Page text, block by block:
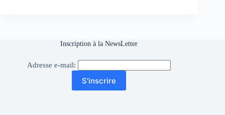
Inscription à la NewsLetter
Adresse e-mail:
S'inscrire